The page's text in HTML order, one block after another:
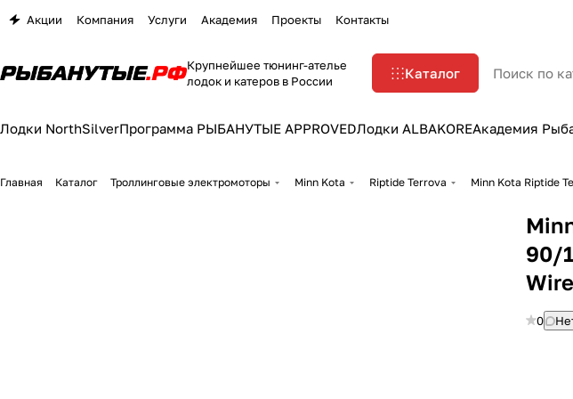
Акции Компания Услуги Академия Проекты Контакты
Крупнейшее тюнинг-ателье
лодок и катеров в России
Каталог
Лодки NorthSilverПрограмма РЫБАНУТЫЕ APPROVEDЛодки ALBAKOREАкадемия
Главная Каталог Троллинговые электромоторы Minn Kota Riptide Terrova Minn Kota Riptide
90/
0